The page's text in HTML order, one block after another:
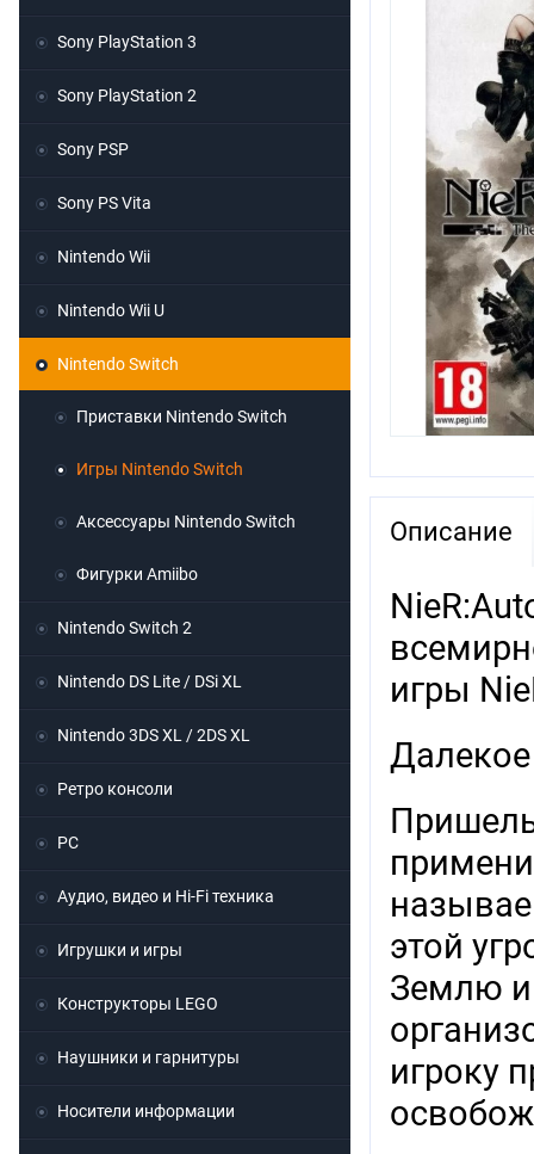
Описание
игры
этой
Землю и
игроку
Sony PlayStation 3
Sony PlayStation 2
Sony PSP
Sony PS Vita
Nintendo Wii
Nintendo Wii U
Nintendo Switch
Приставки Nintendo Switch
Игры Nintendo Switch
Аксессуары Nintendo Switch
Фигурки Amiibo
Nintendo Switch 2
Nintendo DS Lite / DSi XL
Nintendo 3DS XL / 2DS XL
Ретро консоли
PC
Аудио, видео и Hi-Fi техника
Игрушки и игры
Конструкторы LEGO
Наушники и гарнитуры
Носители информации